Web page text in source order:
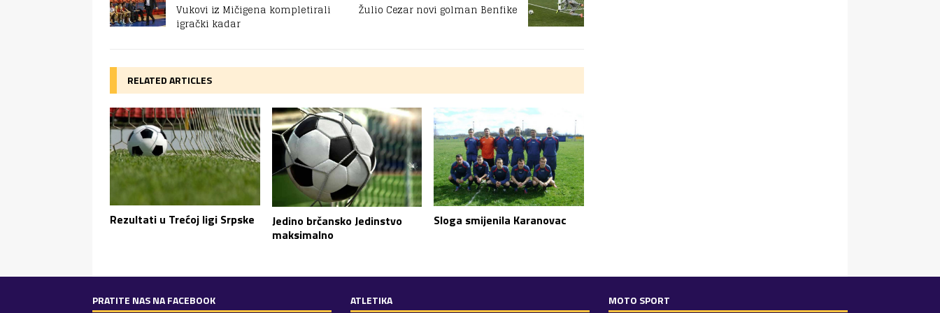
Vukovi iz Mičigena kompletirali
igrački kadar
Žulio Cezar novi golman Benfike
RELATED ARTICLES
Rezultati u Trećoj ligi Srpske
Jedino brčansko Jedinstvo
maksimalno
Sloga smijenila Karanovac
PRATITE NAS NA FACEBOOK ATLETIKA MOTO SPORT